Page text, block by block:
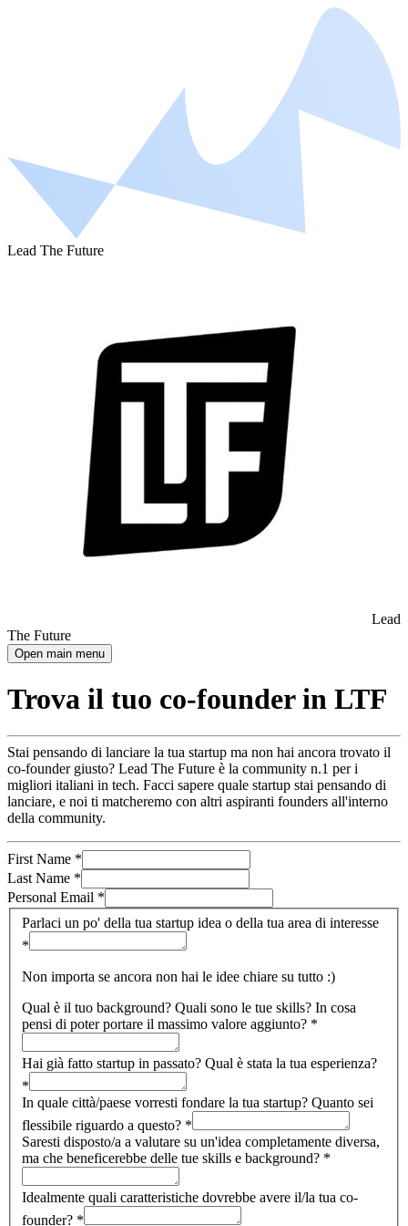
Lead The Future
Lead
The Future
Open main menu
Trova il tuo co-founder in LTF
Stai pensando di lanciare la tua startup ma non hai ancora trovato il
co-founder giusto? Lead The Future è la community n.1 per i
migliori italiani in tech. Facci sapere quale startup stai pensando di
lanciare, e noi ti matcheremo con altri aspiranti founders all'interno
della community.
First Name *
Last Name *
Personal Email *
Parlaci un po' della tua startup idea o della tua area di interesse
*
Non importa se ancora non hai le idee chiare su tutto :)
Qual è il tuo background? Quali sono le tue skills? In cosa
pensi di poter portare il massimo valore aggiunto? *
Hai già fatto startup in passato? Qual è stata la tua esperienza?
*
In quale città/paese vorresti fondare la tua startup? Quanto sei
flessibile riguardo a questo? *
Saresti disposto/a a valutare su un'idea completamente diversa,
ma che beneficerebbe delle tue skills e background? *
Idealmente quali caratteristiche dovrebbe avere il/la tua co-
founder? *